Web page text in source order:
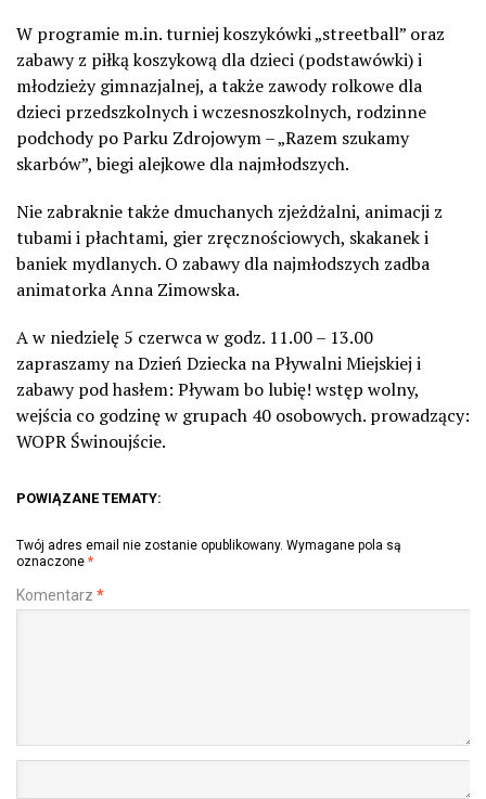
W programie m.in. turniej koszykówki „streetball” oraz
zabawy z piłką koszykową dla dzieci (podstawówki) i
młodzieży gimnazjalnej, a także zawody rolkowe dla
dzieci przedszkolnych i wczesnoszkolnych, rodzinne
podchody po Parku Zdrojowym – „Razem szukamy
skarbów”, biegi alejkowe dla najmłodszych.
Nie zabraknie także dmuchanych zjeżdżalni, animacji z
tubami i płachtami, gier zręcznościowych, skakanek i
baniek mydlanych. O zabawy dla najmłodszych zadba
animatorka Anna Zimowska.
A w niedzielę 5 czerwca w godz. 11.00 – 13.00
zapraszamy na Dzień Dziecka na Pływalni Miejskiej i
zabawy pod hasłem: Pływam bo lubię! wstęp wolny,
wejścia co godzinę w grupach 40 osobowych. prowadzący:
WOPR Świnoujście.
POWIĄZANE TEMATY:
Twój adres email nie zostanie opublikowany. Wymagane pola są
oznaczone *
Komentarz *